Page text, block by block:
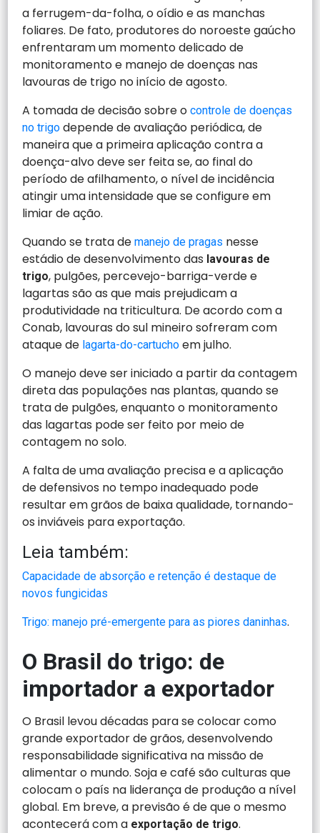
a ferrugem-da-folha, o oídio e as manchas
foliares. De fato, produtores do noroeste gaúcho
enfrentaram um momento delicado de
monitoramento e manejo de doenças nas
lavouras de trigo no início de agosto.
A tomada de decisão sobre ocontrole de doenças
no trigo depende de avaliação periódica, de
maneira que a primeira aplicação contra a
doença-alvo deve ser feita se, ao final do
período de afilhamento, o nível de incidência
atingir uma intensidade que se configure em
limiar de ação.
Quando se trata demanejo de pragas nesse
estádio de desenvolvimento das lavouras de
trigo, pulgões, percevejo-barriga-verde e
lagartas são as que mais prejudicam a
produtividade na triticultura. De acordo com a
Conab, lavouras do sul mineiro sofreram com
ataque de lagarta-do-cartucho em julho.
O manejo deve ser iniciado a partir da contagem
direta das populações nas plantas, quando se
trata de pulgões, enquanto o monitoramento
das lagartas pode ser feito por meio de
contagem no solo.
A falta de uma avaliação precisa e a aplicação
de defensivos no tempo inadequado pode
resultar em grãos de baixa qualidade, tornando-
os inviáveis para exportação.
Leia também:
Capacidade de absorção e retenção é destaque de
novos fungicidas
Trigo: manejo pré-emergente para as piores daninhas.
O Brasil do trigo: de
importador a exportador
O Brasil levou décadas para se colocar como
grande exportador de grãos, desenvolvendo
responsabilidade significativa na missão de
alimentar o mundo. Soja e café são culturas que
colocam o país na liderança de produção a nível
global. Em breve, a previsão é de que o mesmo
acontecerá com a exportação de trigo.